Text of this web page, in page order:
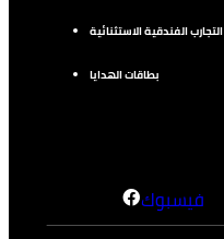
التجارب الفندقية الاستثنائية
بطاقات الهدايا
فيسبوك